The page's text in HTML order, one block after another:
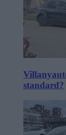
standard?